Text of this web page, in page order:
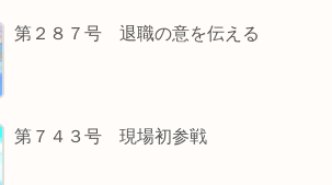
第２８７号 退職の意を伝える
第７４３号 現場初参戦